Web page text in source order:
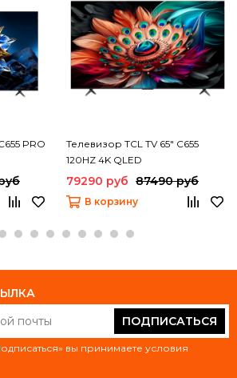
PRO
Телевизор TCL TV 65" C655
120HZ 4K QLED
79290 руб 87490 руб
В корзину
ПОДПИСАТЬСЯ
вы принимаете условия